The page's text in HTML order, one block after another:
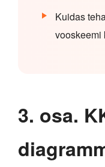
Kuidas
vooskeemi
3. osa.